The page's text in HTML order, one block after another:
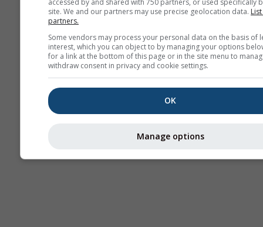
accessed by and shared with 750 partners, or used specifically
site. We and our partners may use precise geolocation data.
partners.
Some vendors may process your personal data on the basis of
interest, which you can object to by managing your options
for a link at the bottom of this page or in the site menu to
withdraw consent in privacy and cookie settings.
OK
Manage options